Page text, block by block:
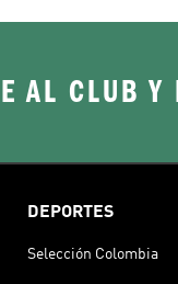
AL CLUB
DEPORTES
Selección Colombia